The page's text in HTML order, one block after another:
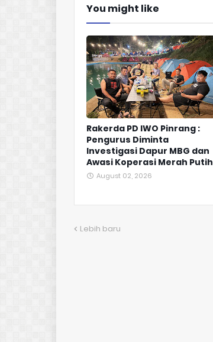
You might like
Rakerda PD IWO Pinrang :
Pengurus Diminta
Investigasi Dapur MBG dan
Awasi Koperasi Merah Putih
August 02, 2026
Lebih baru